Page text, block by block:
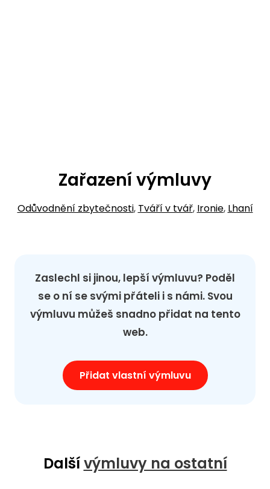
Zařazení výmluvy
Odůvodnění zbytečnosti, Tváří v tvář, Ironie, Lhaní
Zaslechl si jinou, lepší výmluvu? Poděl
se o ní se svými přáteli i s námi. Svou
výmluvu můžeš snadno přidat na tento
web.
Přidat vlastní výmluvu
Dalšívýmluvy na ostatní